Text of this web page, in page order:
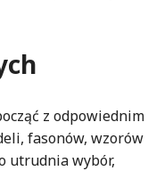
z odpowiednim
fasonów, wzorów
utrudnia wybór,